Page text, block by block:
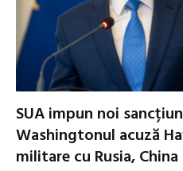
SUA impun noi
Washingtonul acuză
militare cu Rusia,